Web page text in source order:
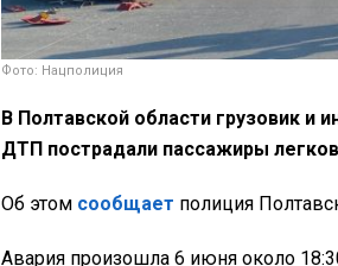
Фото: Нацполиция
В Полтавской области грузовик и
ДТП пострадали пассажиры
Об этом сообщает полиция
Авария произошла 6 июня около